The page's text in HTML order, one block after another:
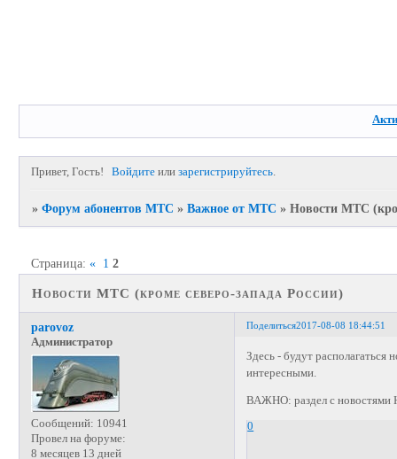
Привет, Гость! Войдите илизарегистрируйтесь.
»Форум абонентов МТС »Важное от МТС »Новости МТС
Новости МТС (кроме северо-запада России)
Страница:« 1 2
Поделиться2017-08-08 18:44:51
parovoz
Администратор
Сообщений: 10941
Провел на форуме:
8 месяцев 13 дней
Здесь - будут располагаться
интересными.
ВАЖНО: раздел с
0